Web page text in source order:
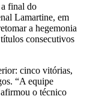
a final do
Lamartine, em
a hegemonia
consecutivos
cinco vitórias,
“A equipe
o técnico